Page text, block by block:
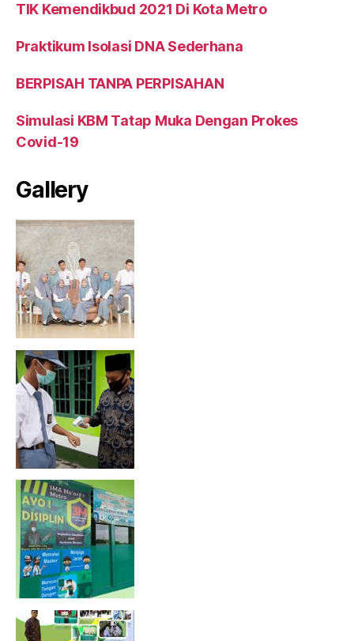
TIK Kemendikbud 2021 Di Kota Metro
Praktikum Isolasi DNA Sederhana
BERPISAH TANPA PERPISAHAN
Simulasi KBM Tatap Muka Dengan Prokes
Covid-19
Gallery